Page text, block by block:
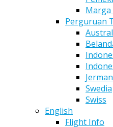
Marga
Perguruan
Jerman
Swedia
Swiss
English
Flight Info